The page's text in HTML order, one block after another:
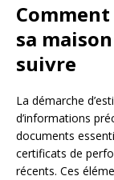
sa
suivre
La démarche
d’informations
documents
certificats de
récents. Ces